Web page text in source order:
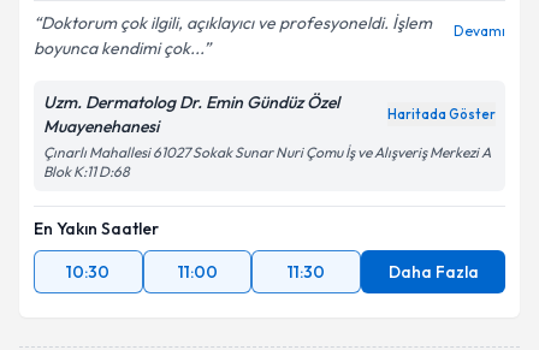
Doktorum çok ilgili, açıklayıcı ve profesyoneldi. İşlem
boyunca kendimi çok...
Devamı
Uzm. Dermatolog Dr. Emin Gündüz Özel
Muayenehanesi
Haritada Göster
Çınarlı Mahallesi 61027 Sokak Sunar Nuri Çomu İş ve Alışveriş Merkezi A
Blok K:11 D:68
En Yakın Saatler
10:30
11:00 11:30 Daha Fazla